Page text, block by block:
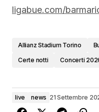
ligabue.com/
Allianz Stadium Torino
Certe notti
Concerti
live news 21 Settembre